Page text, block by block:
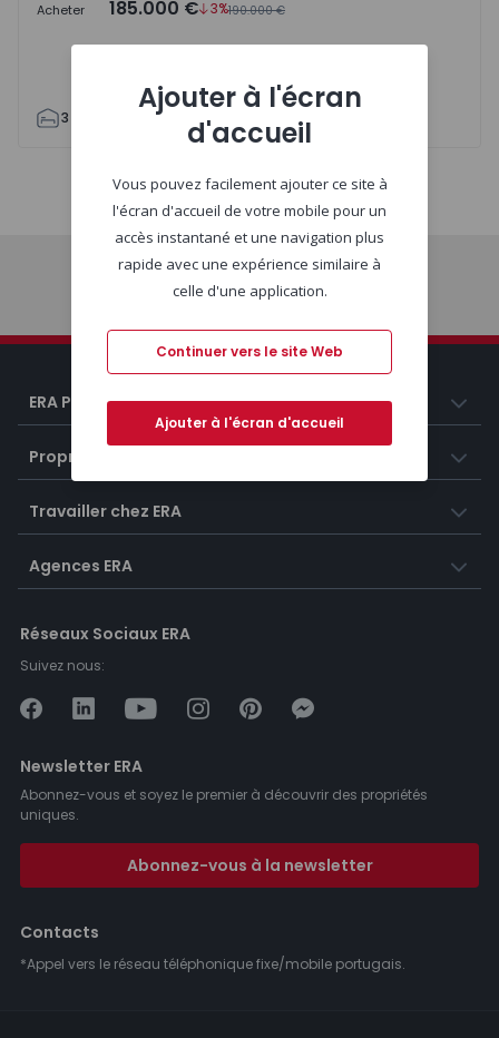
Acheter 185.000 € 3%190.000 €
3 135 185
Carte Liste
Début
ERA Portugal
Propriétés
Travailler chez ERA
Agences ERA
Réseaux Sociaux ERA
Suivez nous:
Newsletter ERA
Abonnez-vous et soyez le premier à découvrir des propriétés
uniques.
Abonnez-vous à la newsletter
Contacts
*Appel vers le réseau téléphonique fixe/mobile portugais.
Ajouter à l'écran
d'accueil
Vous pouvez facilement ajouter ce site à
l'écran d'accueil de votre mobile pour un
accès instantané et une navigation plus
rapide avec une expérience similaire à
celle d'une application.
Continuer vers le site Web
Ajouter à l'écran d'accueil